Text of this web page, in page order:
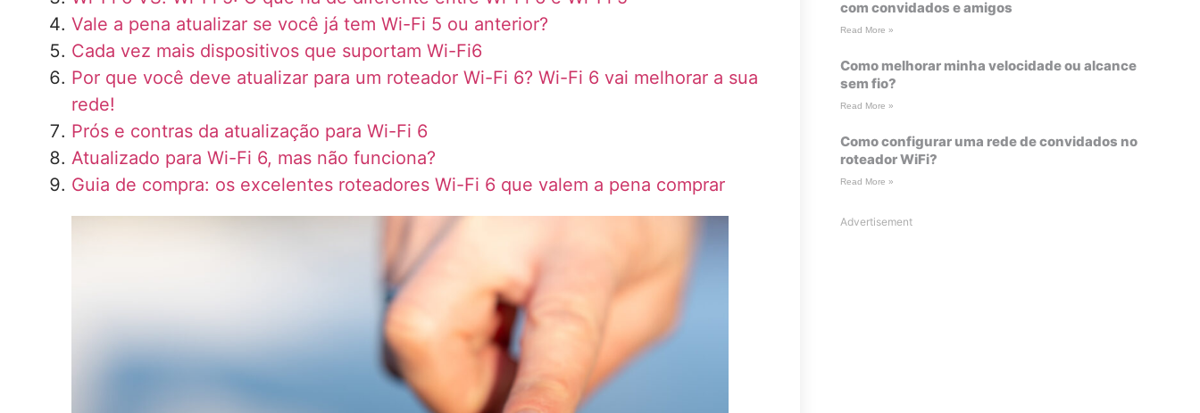
Vale a pena atualizar se você já tem Wi-Fi 5 ou anterior?
Cada vez mais dispositivos que suportam Wi-Fi6
Por que você deve atualizar para um roteador Wi-Fi 6? Wi-Fi 6 vai melhorar a sua
rede!
Prós e contras da atualização para Wi-Fi 6
Atualizado para Wi-Fi 6, mas não funciona?
Guia de compra: os excelentes roteadores Wi-Fi 6 que valem a pena comprar
com convidados e amigos
Read More »
Como melhorar minha velocidade ou alcance
sem fio?
Read More »
Como configurar uma rede de convidados no
roteador WiFi?
Read More »
Advertisement